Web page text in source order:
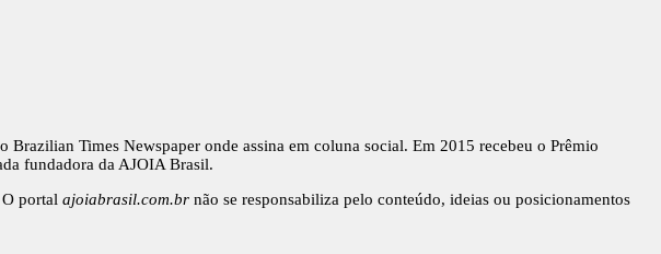
Times Newspaper onde assina em coluna social. Em 2015 recebeu o Prêmio
fundadora da AJOIA Brasil.
portal ajoiabrasil.com.br não se responsabiliza pelo conteúdo, ideias ou posicionamentos